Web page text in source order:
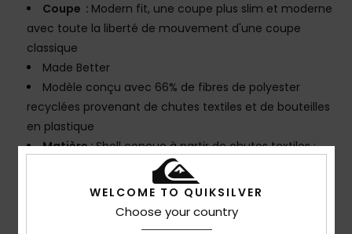
Coupe : Modern fit, une coupe plus slim et moderne
avec toute la liberté de mouvement d'une coupe
classique
Made Better
Modèle conçu avec 66% de fibres de polyester
recyclées provenant de chutes textiles et de bouteilles
en plastique
Matière :Shell conçue à partir de chutes textiles :
55% de polyester recyclé et 45% de polyester
Sans PFC :Traitement déperlant durable sans PFC
coutures étanches aux endroits clés
WELCOME TO QUIKSILVER
Choose your country